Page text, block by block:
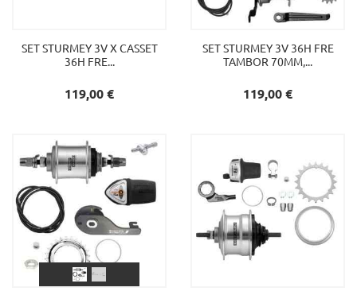
SET STURMEY 3V X CASSET
36H FRE...
Preu
119,00 €
SET STURMEY 3V 36H FRE
TAMBOR 70MM,...
Preu
119,00 €